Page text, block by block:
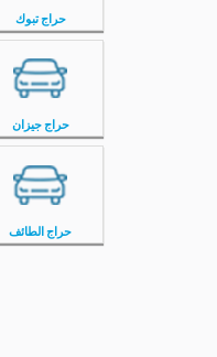
حراج تبوك
حراج جيزان
حراج الطائف